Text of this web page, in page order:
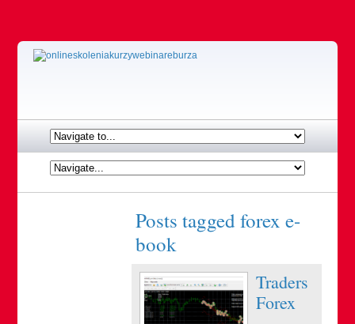
Posts tagged forex e-
book
Traders
Forex